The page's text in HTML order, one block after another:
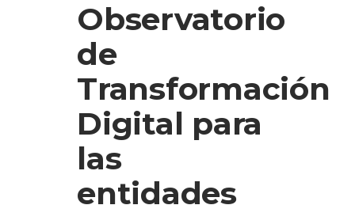
Observatorio
de
Transformación
Digital para
las
entidades